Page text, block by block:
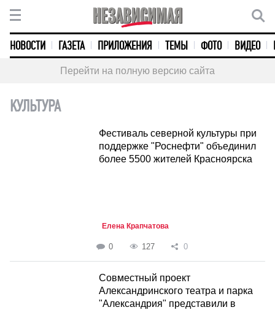
НОВОСТИ ГАЗЕТА ПРИЛОЖЕНИЯ ТЕМЫ ФОТО ВИДЕО
Перейти на полную версию сайта
КУЛЬТУРА
Фестиваль северной культуры при
поддержке "Роснефти" объединил
более 5500 жителей Красноярска
Елена Крапчатова
0 127 0
Совместный проект
Александринского театра и парка
"Александрия" представили в